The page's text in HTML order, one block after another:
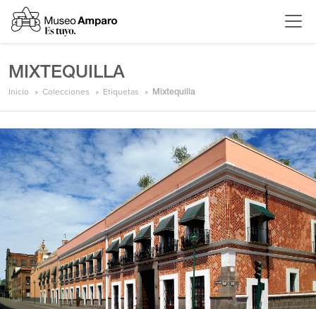
MIXTEQUILLA
Inicio Colecciones Etiquetas Mixtequilla